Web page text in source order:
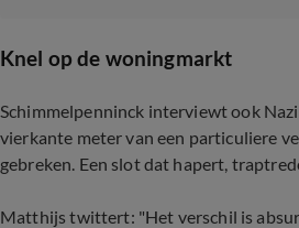
Knel op de woningmarkt
Schimmelpenninck interviewt ook
vierkante meter van een particuliere
gebreken. Een slot dat hapert,
Matthijs twittert: "Het verschil is